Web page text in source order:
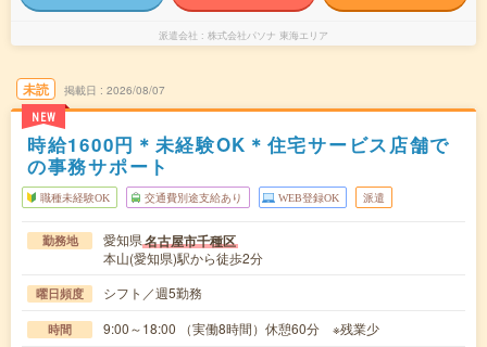
派遣会社 株式会社パソナ 東海エリア
未読
NEW
掲載日 2026/08/07
時給1600円＊未経験OK＊住宅サービス店舗で
の事務サポート
職種未経験OK 交通費別途支給あり WEB登録OK 派遣
勤務地 愛知県名古屋市千種区
本山(愛知県)駅から徒歩2分
曜日頻度 シフト／週5勤務
時間 9:00～18:00 （実働8時間）休憩60分 ※残業少